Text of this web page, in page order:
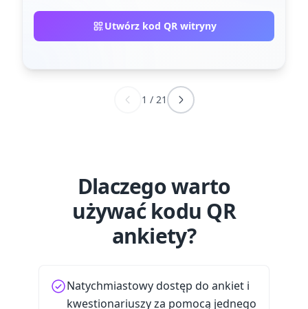
Utwórz kod QR witryny
1 / 21
Dlaczego warto
używać kodu QR
ankiety?
Natychmiastowy dostęp do ankiet i
kwestionariuszy za pomocą jednego